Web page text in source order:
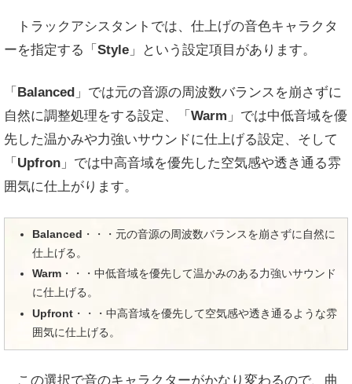
トラックアシスタントでは、仕上げの音色キャラクタ
ーを指定する「 Style 」という設定項目があります。
「 Balanced 」では元の音源の周波数バランスを崩さずに
自然に調整処理をする設定、「 Warm 」では中低音域を優
先した温かみや力強いサウンドに仕上げる設定、そして
「 Upfron 」では中高音域を優先した空気感や透き通る雰
囲気に仕上がります。
Balanced ・・・元の音源の周波数バランスを崩さずに自然に
仕上げる。
Warm・・・中低音域を優先して温かみのある力強いサウンド
に仕上げる。
Upfront・・・中高音域を優先して空気感や透き通るような雰
囲気に仕上げる。
この選択で音のキャラクターがかなり変わるので、曲